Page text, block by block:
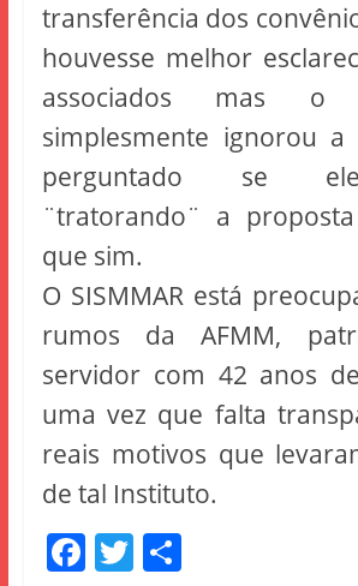
transferência dos
houvesse melhor
associados mas o
simplesmente ignorou
perguntado se
¨tratorando¨ a
que sim.
O SISMMAR está
rumos da AFMM,
servidor com 42 anos
uma vez que falta
reais motivos que
de tal Instituto.
F T S